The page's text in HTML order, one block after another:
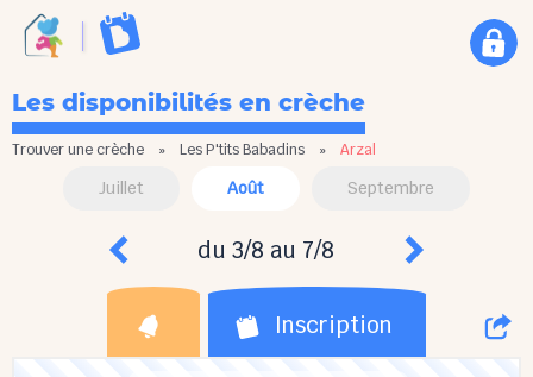
Les disponibilités en crèche
Trouver une crèche » Les P'tits Babadins » Arzal
Juillet Août Septembre
du 3/8 au 7/8
Inscription